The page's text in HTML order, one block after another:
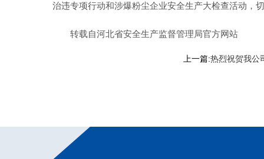
治违专项行动和涉爆粉尘企业安全生产大检查活动，
转载自河北省安全生产监督管理局官方网站
上一篇:热烈祝贺我公